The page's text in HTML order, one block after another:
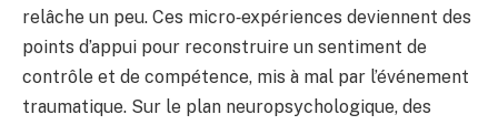
relâche un peu. Ces micro‑expériences deviennent des
points d’appui pour reconstruire un sentiment de
contrôle et de compétence, mis à mal par l’événement
traumatique. Sur le plan neuropsychologique, des